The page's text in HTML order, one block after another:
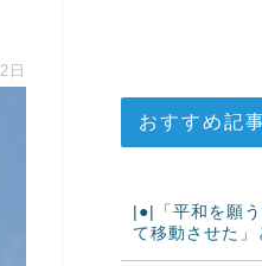
日
おすすめ記
|●|「平和を願
て移動させた」